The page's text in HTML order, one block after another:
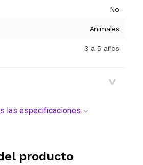
No
Animales
3 a 5 años
las especificaciones
producto